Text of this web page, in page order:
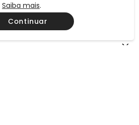
Saiba mais.
Continuar